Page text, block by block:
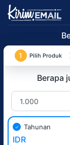
1 Pilih Produk
Berapa
Tahunan
IDR